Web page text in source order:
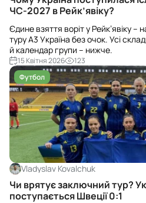
ЧС-2027 в Рейк’явіку?
Єдине взяття воріт у Рейк’явіку –
туру А3 Україна без очок. Усі
й календар групи – нижче.
15 Квітня 2026
123
Футбол
Vladyslav Kovalchuk
Чи врятує заключний тур?
поступається Швеції 0:1